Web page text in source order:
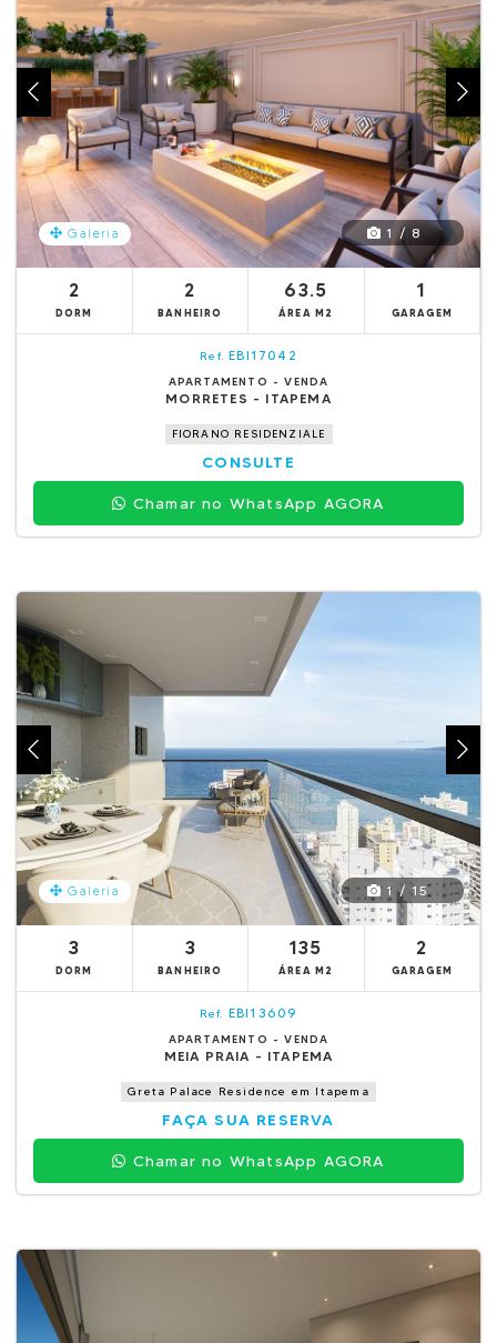
Galeria 1 / 8
2
DORM
2
BANHEIRO
63.5
ÁREA M2
1
GARAGEM
Ref. EBI17042
APARTAMENTO - VENDA
MORRETES - ITAPEMA
FIORANO RESIDENZIALE
CONSULTE
Chamar no WhatsApp AGORA
Galeria 1 / 15
3
DORM
3
BANHEIRO
135
ÁREA M2
2
GARAGEM
Ref. EBI13609
APARTAMENTO - VENDA
MEIA PRAIA - ITAPEMA
Greta Palace Residence em Itapema
FAÇA SUA RESERVA
Chamar no WhatsApp AGORA